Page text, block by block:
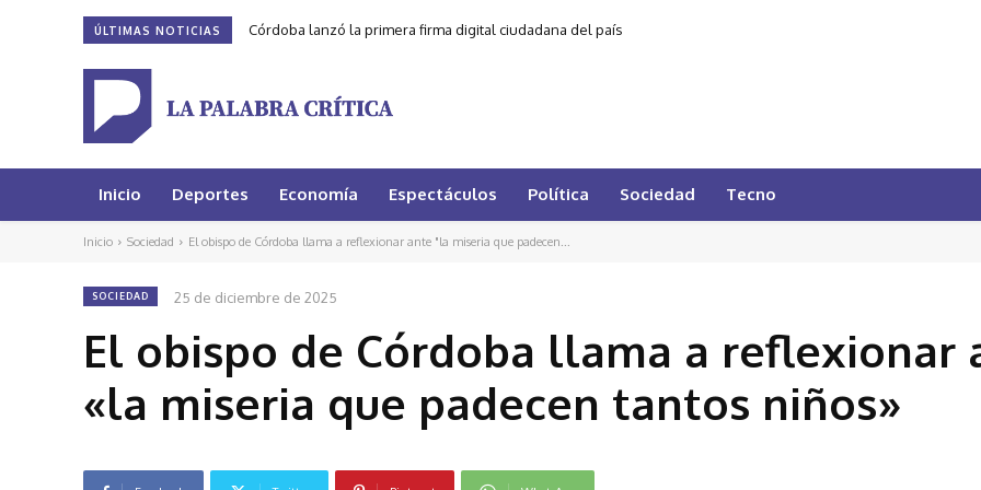
ÚLTIMAS NOTICIAS Córdoba lanzó la primera firma digital ciudadana del país
Inicio Deportes Economía Espectáculos Política Sociedad Tecno
Inicio Sociedad El obispo de Córdoba llama a reflexionar ante "la miseria que padecen...
SOCIEDAD 25 de diciembre de 2025
El obispo de Córdoba llama a reflexionar
«la miseria que padecen tantos niños»